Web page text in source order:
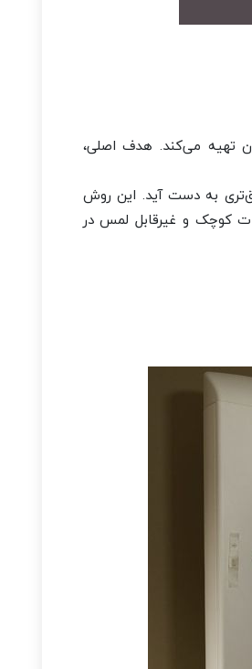
تهیه می‌کند. هدف اصلی،
به دست آید. این روش
تشخیص تغییرات کوچک و غیرقابل لمس در